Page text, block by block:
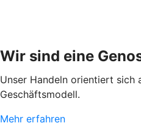
Wir sind eine
Unser Handeln orientiert sich
Geschäftsmodell.
Mehr erfahren